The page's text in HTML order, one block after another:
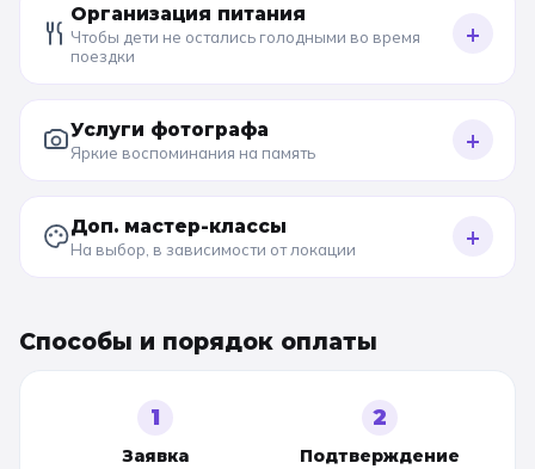
Организация питания
Чтобы дети не остались голодными во время
поездки
+
Услуги фотографа
Яркие воспоминания на память +
Доп. мастер-классы
На выбор, в зависимости от локации +
Способы и порядок оплаты
1
Заявка
2
Подтверждение